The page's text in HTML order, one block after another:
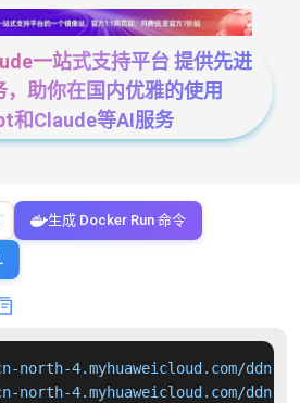
一站式支持平台 提供先进
，助你在国内优雅的使用
和Claude等AI服务
生成 Docker Run 命令
north-4.myhuaweicloud.com/ddn-
north-4.myhuaweicloud.com/ddn-